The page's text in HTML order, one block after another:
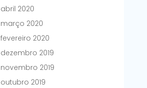
abril 2020
março 2020
fevereiro 2020
dezembro 2019
novembro 2019
outubro 2019